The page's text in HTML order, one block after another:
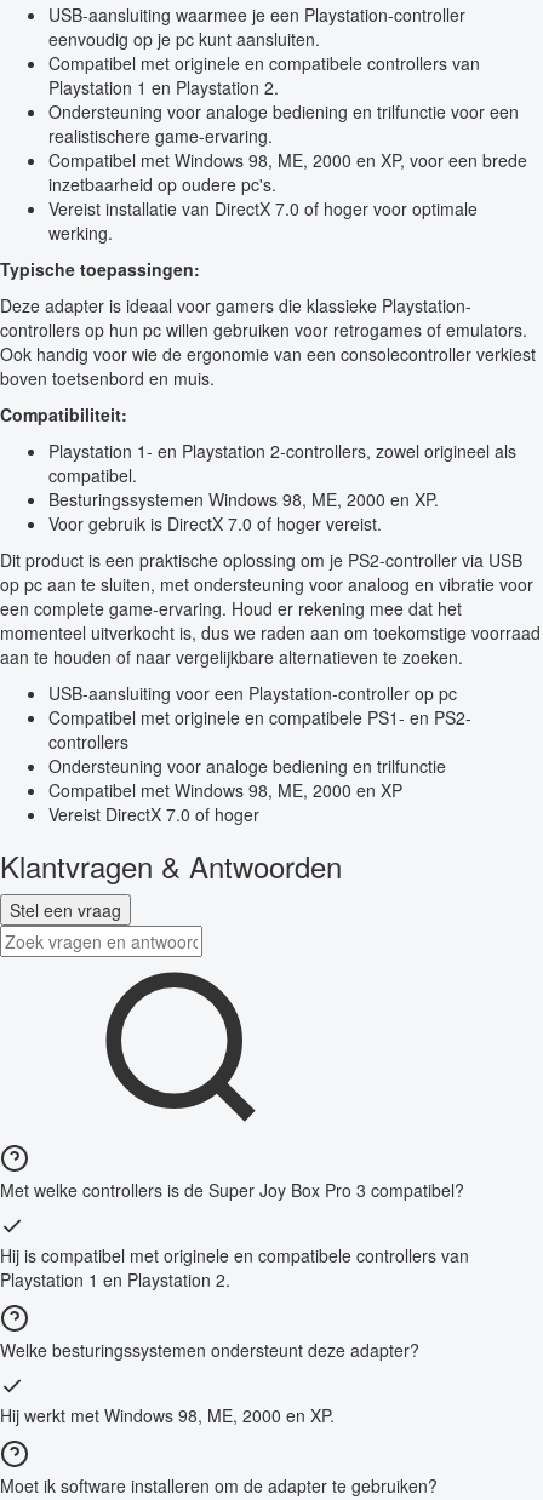
USB-aansluiting waarmee je een Playstation-controller
eenvoudig op je pc kunt aansluiten.
Compatibel met originele en compatibele controllers van
Playstation 1 en Playstation 2.
Ondersteuning voor analoge bediening en trilfunctie voor een
realistischere game-ervaring.
Compatibel met Windows 98, ME, 2000 en XP, voor een brede
inzetbaarheid op oudere pc's.
Vereist installatie van DirectX 7.0 of hoger voor optimale
werking.
Typische toepassingen:
Deze adapter is ideaal voor gamers die klassieke Playstation-
controllers op hun pc willen gebruiken voor retrogames of emulators.
Ook handig voor wie de ergonomie van een consolecontroller verkiest
boven toetsenbord en muis.
Compatibiliteit:
Playstation 1- en Playstation 2-controllers, zowel origineel als
compatibel.
Besturingssystemen Windows 98, ME, 2000 en XP.
Voor gebruik is DirectX 7.0 of hoger vereist.
Dit product is een praktische oplossing om je PS2-controller via USB
op pc aan te sluiten, met ondersteuning voor analoog en vibratie voor
een complete game-ervaring. Houd er rekening mee dat het
momenteel uitverkocht is, dus we raden aan om toekomstige voorraad
aan te houden of naar vergelijkbare alternatieven te zoeken.
USB-aansluiting voor een Playstation-controller op pc
Compatibel met originele en compatibele PS1- en PS2-
controllers
Ondersteuning voor analoge bediening en trilfunctie
Compatibel met Windows 98, ME, 2000 en XP
Vereist DirectX 7.0 of hoger
Klantvragen & Antwoorden
Stel een vraag
Met welke controllers is de Super Joy Box Pro 3 compatibel?
Hij is compatibel met originele en compatibele controllers van
Playstation 1 en Playstation 2.
Welke besturingssystemen ondersteunt deze adapter?
Hij werkt met Windows 98, ME, 2000 en XP.
Moet ik software installeren om de adapter te gebruiken?